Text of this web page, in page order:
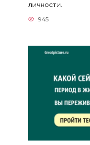
личности.
945